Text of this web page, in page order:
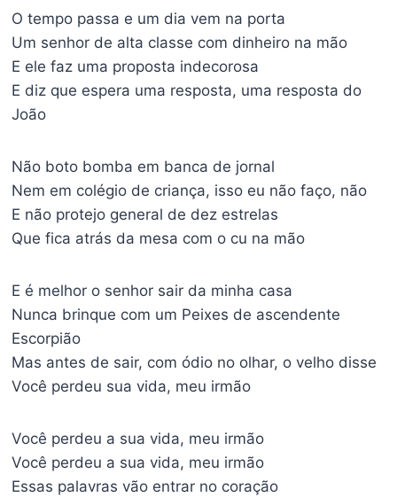
O tempo passa e um dia vem na porta
Um senhor de alta classe com dinheiro na mão
E ele faz uma proposta indecorosa
E diz que espera uma resposta, uma resposta do
João
Não boto bomba em banca de jornal
Nem em colégio de criança, isso eu não faço, não
E não protejo general de dez estrelas
Que fica atrás da mesa com o cu na mão
E é melhor o senhor sair da minha casa
Nunca brinque com um Peixes de ascendente
Escorpião
Mas antes de sair, com ódio no olhar, o velho disse
Você perdeu sua vida, meu irmão
Você perdeu a sua vida, meu irmão
Você perdeu a sua vida, meu irmão
Essas palavras vão entrar no coração